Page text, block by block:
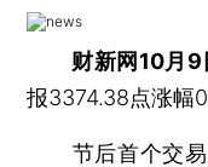
财新网10月9
报3374.38点涨幅
节后首个交易